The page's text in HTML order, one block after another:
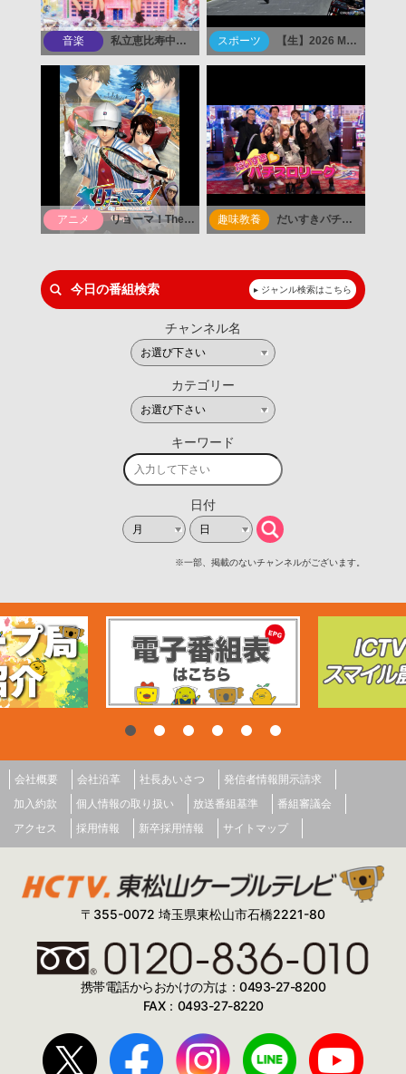
会社概要 会社沿革 社長あいさつ
発信者情報開示請求
加入約款
個人情報の取り扱い 放送番組基準
番組審議会
アクセス
採用情報 新卒採用情報 サイトマップ
〒355-0072 埼玉県東松山市石橋2221-80
携帯電話からおかけの方は：0493-27-8200
FAX：0493-27-8220